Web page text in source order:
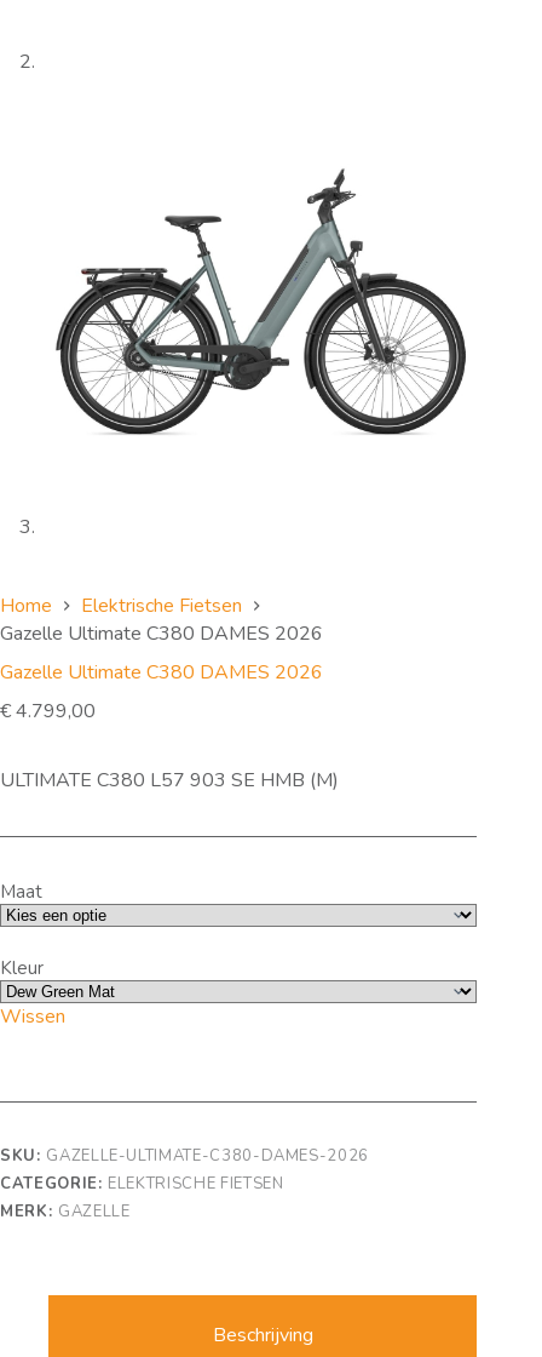
Home
Elektrische Fietsen
Gazelle Ultimate C380 DAMES 2026
Gazelle Ultimate C380 DAMES 2026
€4.799,00
ULTIMATE C380 L57 903 SE HMB (M)
Maat
Kleur
Wissen
SKU: GAZELLE-ULTIMATE-C380-DAMES-2026
CATEGORIE: ELEKTRISCHE FIETSEN
MERK: GAZELLE
Beschrijving